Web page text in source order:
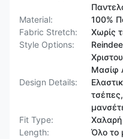
Material:
100%
Fabric Stretch:
Χωρίς
Style Options:
Μασίφ
Design Details:
Fit Type:
Length:
Όλο το